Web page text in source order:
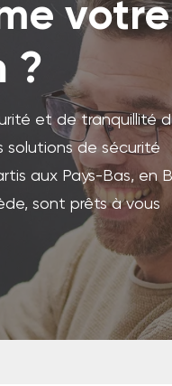
votre
?
et de tranquillité
solutions de sécurité
aux Pays-Bas, en
sont prêts à vous